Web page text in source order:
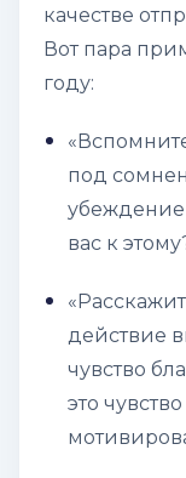
качестве
Вот пара
году:
под
вас к
действие
чувство
это